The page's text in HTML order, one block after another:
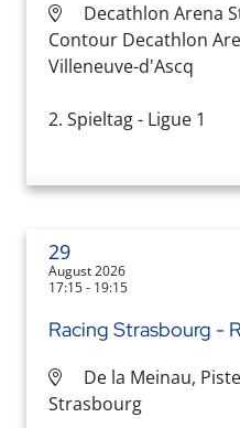
Decathlon Arena
Contour Decathlon
Villeneuve-d'Ascq
2. Spieltag - Ligue 1
29
August 2026
17:15 - 19:15
Racing Strasbourg -
De la Meinau,
Strasbourg